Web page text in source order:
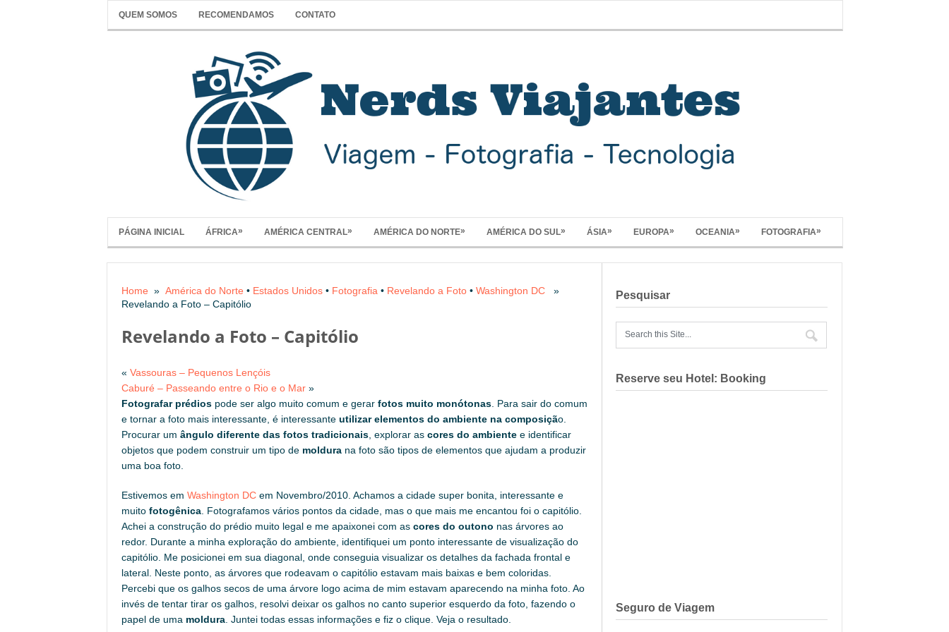
QUEM SOMOS RECOMENDAMOS CONTATO
PÁGINA INICIAL ÁFRICA» AMÉRICA CENTRAL» AMÉRICA DO NORTE» AMÉRICA DO SUL» ÁSIA» EUROPA» OCEANIA» FOTOGRAFIA»
Home » América do Norte • Estados Unidos • Fotografia • Revelando a Foto • Washington DC »
Revelando a Foto – Capitólio
Revelando a Foto – Capitólio
« Vassouras – Pequenos Lençóis
Caburé – Passeando entre o Rio e o Mar »
Fotografar prédios pode ser algo muito comum e gerar fotos muito monótonas . Para sair do comum
e tornar a foto mais interessante, é interessante utilizar elementos do ambiente na composição.
Procurar um ângulo diferente das fotos tradicionais , explorar as cores do ambiente e identificar
objetos que podem construir um tipo de moldura na foto são tipos de elementos que ajudam a produzir
uma boa foto.
Estivemos em Washington DC em Novembro/2010. Achamos a cidade super bonita, interessante e
muito fotogênica . Fotografamos vários pontos da cidade, mas o que mais me encantou foi o capitólio.
Achei a construção do prédio muito legal e me apaixonei com as cores do outono nas árvores ao
redor. Durante a minha exploração do ambiente, identifiquei um ponto interessante de visualização do
capitólio. Me posicionei em sua diagonal, onde conseguia visualizar os detalhes da fachada frontal e
lateral. Neste ponto, as árvores que rodeavam o capitólio estavam mais baixas e bem coloridas.
Percebi que os galhos secos de uma árvore logo acima de mim estavam aparecendo na minha foto. Ao
invés de tentar tirar os galhos, resolvi deixar os galhos no canto superior esquerdo da foto, fazendo o
papel de uma moldura . Juntei todas essas informações e fiz o clique. Veja o resultado.
Pesquisar
Reserve seu Hotel: Booking
Seguro de Viagem